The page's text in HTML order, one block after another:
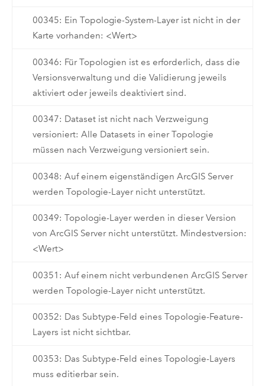
00345: Ein Topologie-System-Layer ist nicht in der
Karte vorhanden: <Wert>
00346: Für Topologien ist es erforderlich, dass die
Versionsverwaltung und die Validierung jeweils
aktiviert oder jeweils deaktiviert sind.
00347: Dataset ist nicht nach Verzweigung
versioniert: Alle Datasets in einer Topologie
müssen nach Verzweigung versioniert sein.
00348: Auf einem eigenständigen ArcGIS Server
werden Topologie-Layer nicht unterstützt.
00349: Topologie-Layer werden in dieser Version
von ArcGIS Server nicht unterstützt. Mindestversion:
<Wert>
00351: Auf einem nicht verbundenen ArcGIS Server
werden Topologie-Layer nicht unterstützt.
00352: Das Subtype-Feld eines Topologie-Feature-
Layers ist nicht sichtbar.
00353: Das Subtype-Feld eines Topologie-Layers
muss editierbar sein.